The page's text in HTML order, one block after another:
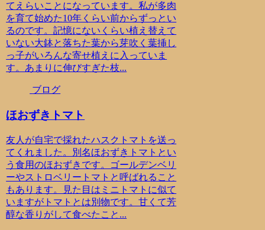
てえらいことになっています。私が多肉
を育て始めた10年くらい前からずっとい
るのです。記憶にないくらい植え替えて
いない大鉢と落ちた葉から芽吹く葉挿し
っ子がいろんな寄せ植えに入っていま
す。あまりに伸びすぎた枝...
ブログ
ほおずきトマト
友人が自宅で採れたハスクトマトを送っ
てくれました。別名ほおずきトマトとい
う食用のほおずきです。ゴールデンベリ
ーやストロベリートマトと呼ばれること
もあります。見た目はミニトマトに似て
いますがトマトとは別物です。甘くて芳
醇な香りがして食べたこと...